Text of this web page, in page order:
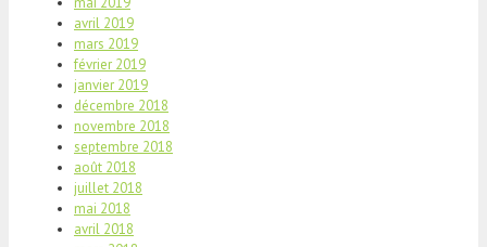
avril 2019
mars 2019
février 2019
janvier 2019
décembre 2018
novembre 2018
septembre 2018
août 2018
juillet 2018
mai 2018
avril 2018